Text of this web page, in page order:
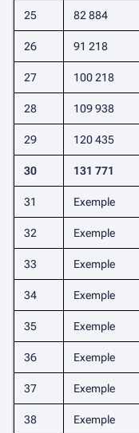
25 82 884
26 91 218
27 100 218
28 109 938
29 120 435
30 131 771
31 Exemple
32 Exemple
33 Exemple
34 Exemple
35 Exemple
36 Exemple
37 Exemple
38 Exemple